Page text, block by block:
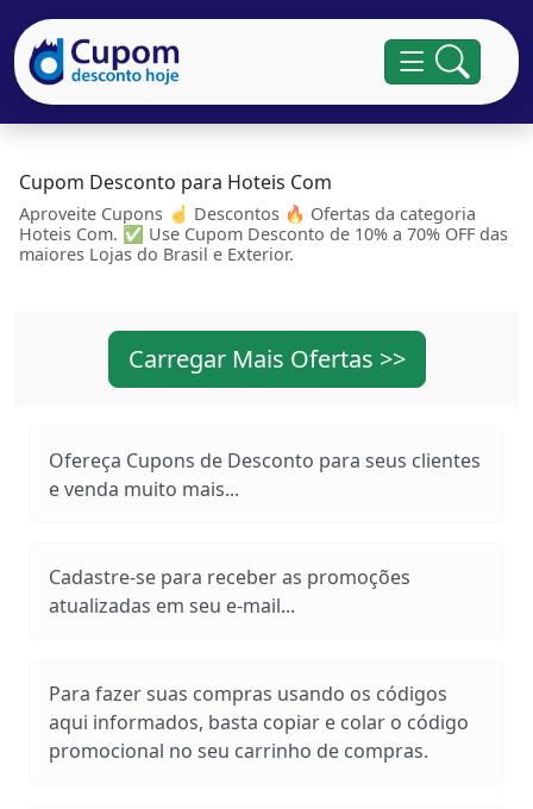
Cupom Desconto para Hoteis Com
Aproveite Cupons ☝ Descontos 🔥 Ofertas da categoria
Hoteis Com. ✅ Use Cupom Desconto de 10% a 70% OFF das
maiores Lojas do Brasil e Exterior.
Carregar Mais Ofertas >>
Ofereça Cupons de Desconto para seus clientes
e venda muito mais...
Cadastre-se para receber as promoções
atualizadas em seu e-mail...
Para fazer suas compras usando os códigos
aqui informados, basta copiar e colar o código
promocional no seu carrinho de compras.